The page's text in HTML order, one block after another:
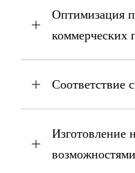
Оптимизация
коммерческих
Соответствие
Изготовление
возможностями